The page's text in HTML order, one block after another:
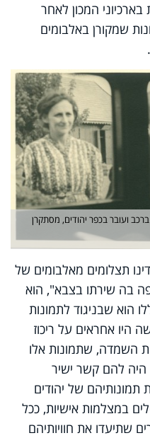
המכון לאחר
שמקורן באלבומים
ועובר בכפר יהודים, מסתקרן
תצלומים מאלבומים של
בה שירתו בצבא", הוא
הוא שבניגוד לתמונות
היו אחראים על ריכוז
השמדה, שתמונות אלו
היה להם קשר ישיר
תמונותיהם של יהודים
במצלמות אישיות, ככל
שתיעדו את חוויותיהם